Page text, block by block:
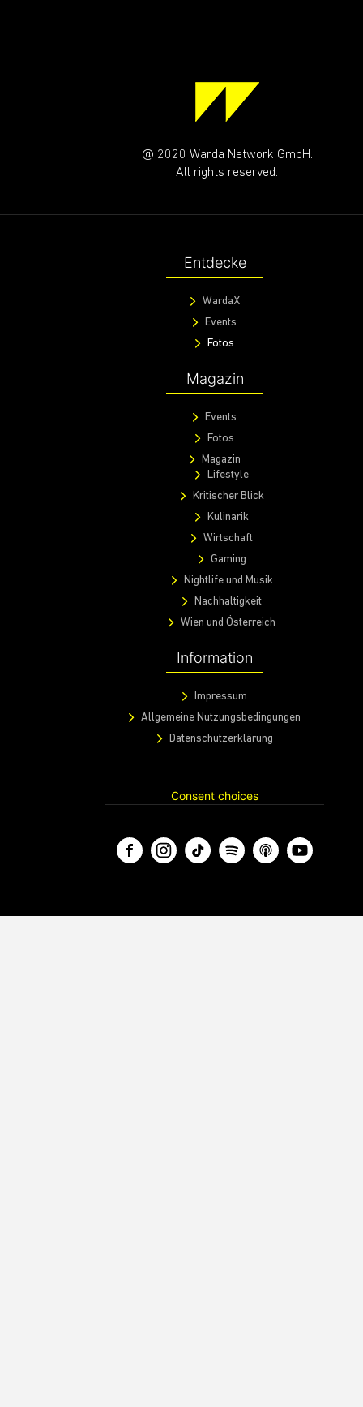
@ 2020 Warda Network GmbH.
All rights reserved.
Entdecke
WardaX
Events
Fotos
Magazin
Events
Fotos
Magazin
Lifestyle
Kritischer Blick
Kulinarik
Wirtschaft
Gaming
Nightlife und Musik
Nachhaltigkeit
Wien und Österreich
Information
Impressum
Allgemeine Nutzungsbedingungen
Datenschutzerklärung
Consent choices